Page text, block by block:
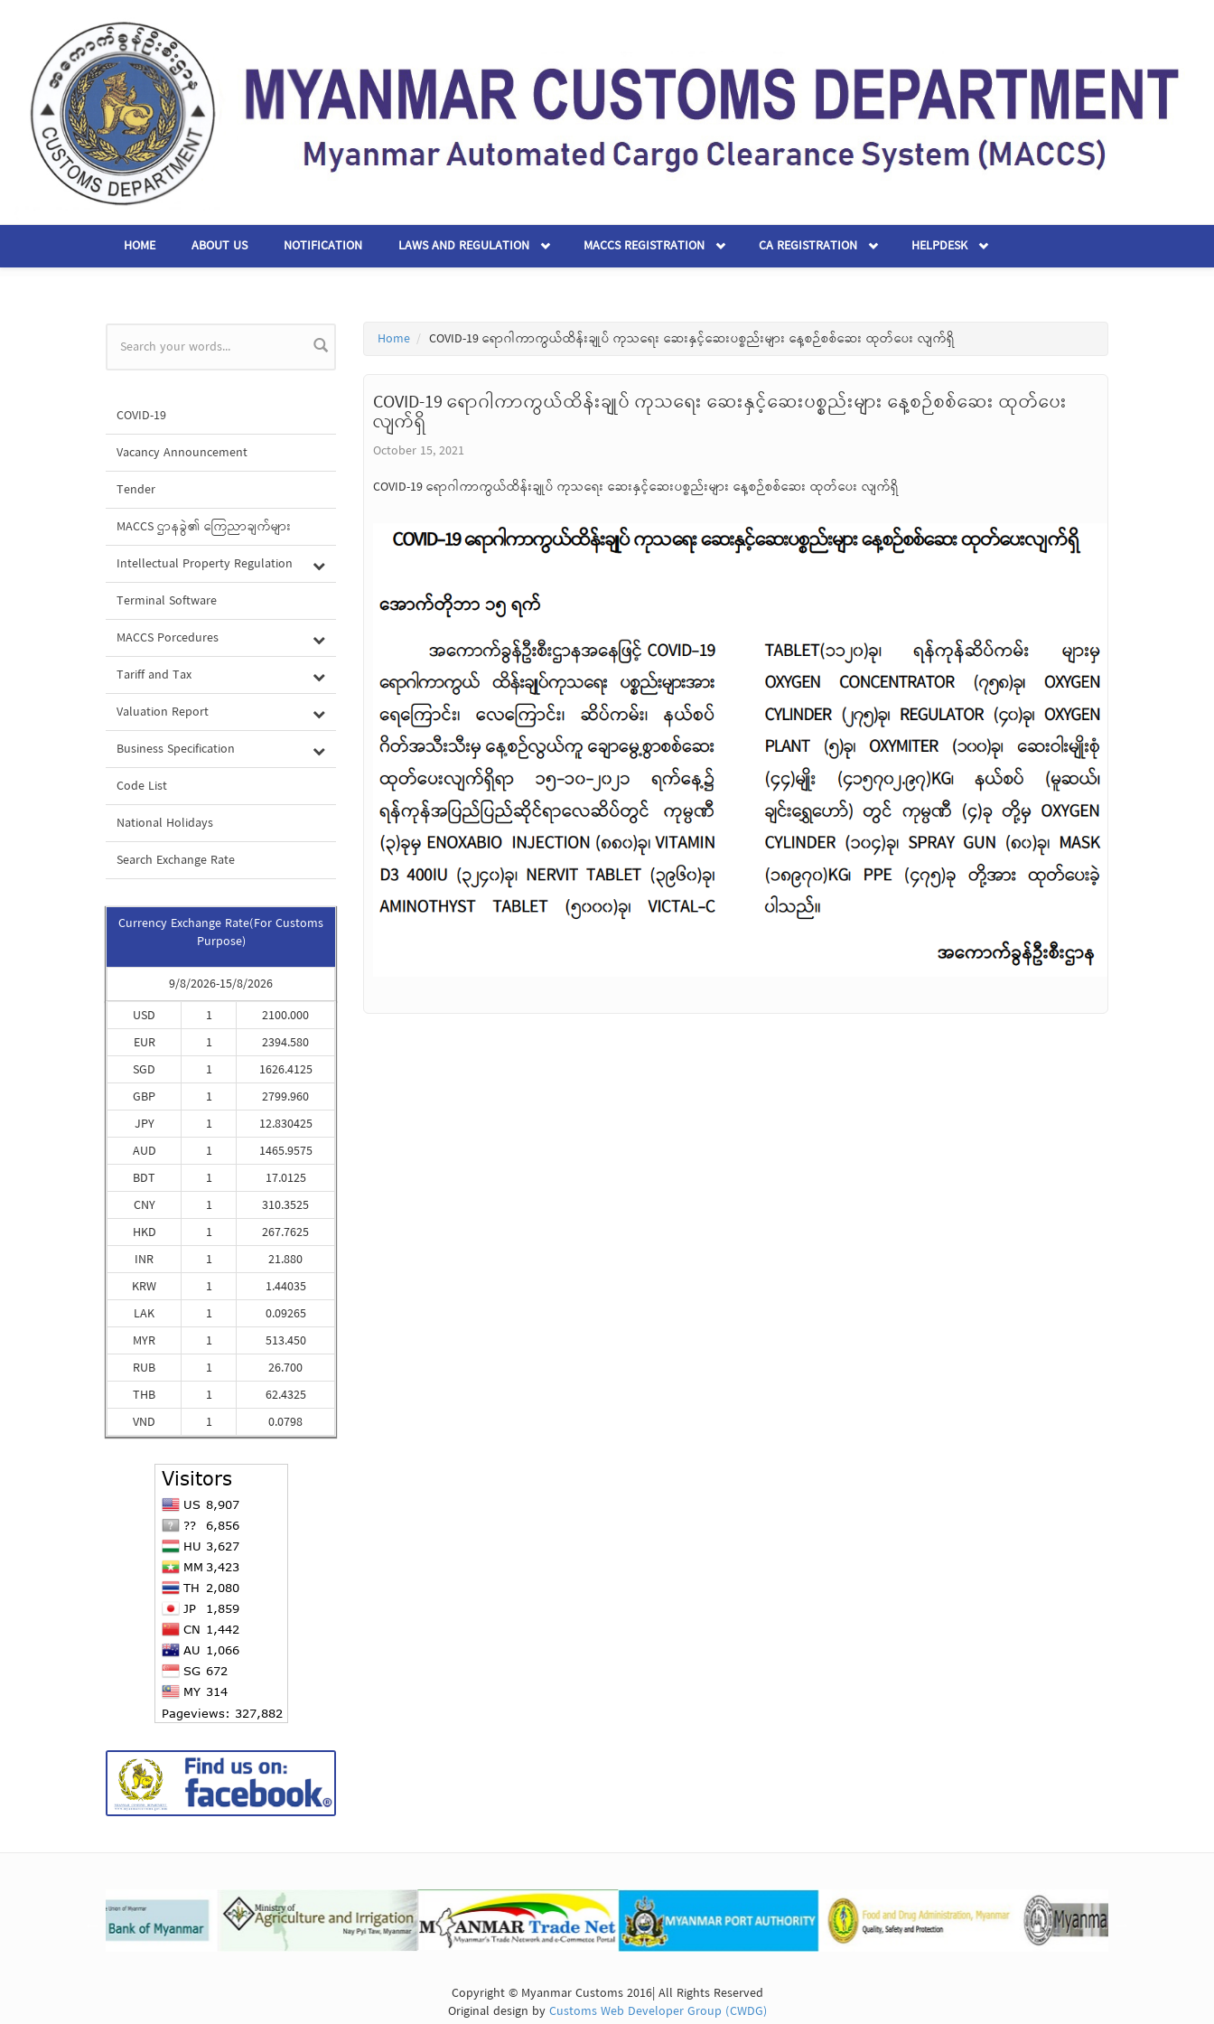
HOME ABOUT US NOTIFICATION LAWS AND REGULATION MACCS REGISTRATION CA REGISTRATION HELPDESK
Search form
COVID-19
Vacancy Announcement
Tender
MACCS ဌာနခွဲ၏ ကြေညာချက်များ
Intellectual Property Regulation
Terminal Software
MACCS Porcedures
Tariff and Tax
Valuation Report
Business Specification
Code List
National Holidays
Search Exchange Rate
Currency Exchange Rate(For Customs
Purpose)
9/8/2026-15/8/2026
USD
EUR
SGD
GBP
JPY
AUD
BDT
CNY
HKD
INR
KRW
LAK
MYR
RUB
THB
VND
1
1
1
1
1
1
1
1
1
1
1
1
1
1
1
1
2100.000
2394.580
1626.4125
2799.960
12.830425
1465.9575
17.0125
310.3525
267.7625
21.880
1.44035
0.09265
513.450
26.700
62.4325
0.0798
Home COVID-19 ရောဂါကာကွယ်ထိန်းချုပ် ကုသရေး ဆေးနှင့်ဆေးပစ္စည်းများ နေ့စဉ်စစ်ဆေး ထုတ်ပေး လျက်ရှိ
COVID-19 ရောဂါကာကွယ်ထိန်းချုပ် ကုသရေး ဆေးနှင့်ဆေးပစ္စည်းများ နေ့စဉ်စစ်ဆေး ထုတ်ပေး
လျက်ရှိ
October 15, 2021
COVID-19 ရောဂါကာကွယ်ထိန်းချုပ် ကုသရေး ဆေးနှင့်ဆေးပစ္စည်းများ နေ့စဉ်စစ်ဆေး ထုတ်ပေး လျက်ရှိ
Copyright © Myanmar Customs 2016| All Rights Reserved
Original design byCustoms Web Developer Group (CWDG)